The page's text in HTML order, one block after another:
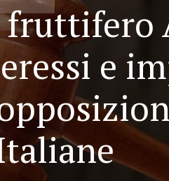
fruttifero
e